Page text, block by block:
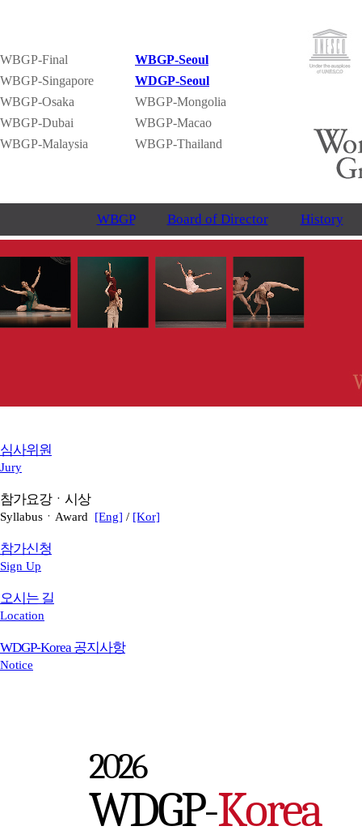
WBGP-Final
WBGP-Seoul
WBGP-Singapore
WDGP-Seoul
WBGP-Osaka
WBGP-Mongolia
WBGP-Dubai
WBGP-Macao
WBGP-Malaysia
WBGP-Thailand
WBGP Board of Director History
심사위원
Jury
참가요강ㆍ시상
SyllabusㆍAward [Eng] / [Kor]
참가신청
Sign Up
오시는 길
Location
WDGP-Korea 공지사항
Notice
2026
WDGP-Korea